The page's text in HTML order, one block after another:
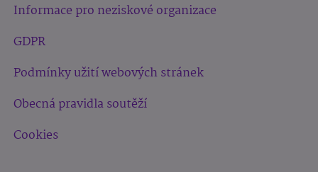
Informace pro neziskové organizace
GDPR
Podmínky užití webových stránek
Obecná pravidla soutěží
Cookies